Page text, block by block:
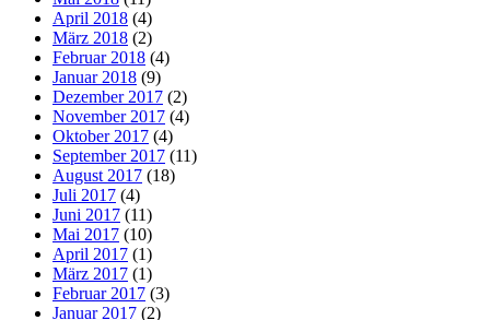
April 2018 (4)
März 2018 (2)
Februar 2018 (4)
Januar 2018 (9)
Dezember 2017 (2)
November 2017 (4)
Oktober 2017 (4)
September 2017 (11)
August 2017 (18)
Juli 2017 (4)
Juni 2017 (11)
Mai 2017 (10)
April 2017 (1)
März 2017 (1)
Februar 2017 (3)
Januar 2017 (2)